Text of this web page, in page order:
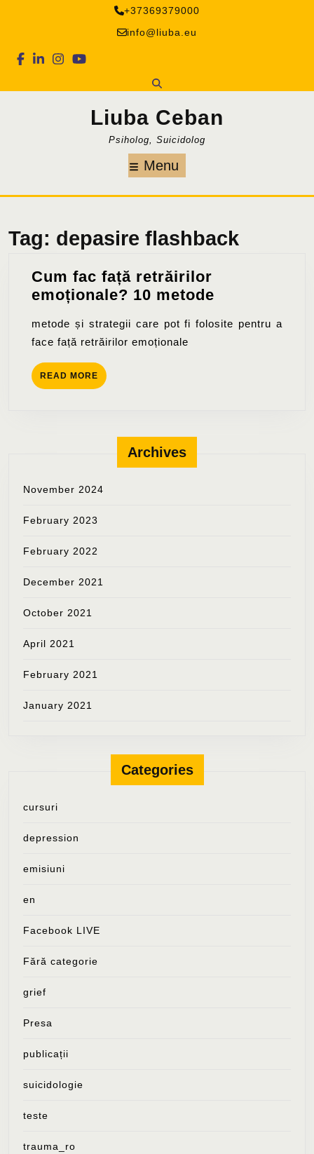
+37369379000
info@liuba.eu
Facebook
Linkedin
Instagram
Youtube
Liuba Ceban
Psiholog, Suicidolog
Menu
Tag: depasire flashback
Cum fac față retrăirilor
emoționale? 10 metode
față
metode și strategii care pot fi folosite pentru a
face față retrăirilor emoționale
READ MORE READ
MORE
Archives
November 2024
February 2023
February 2022
December 2021
October 2021
April 2021
February 2021
January 2021
Categories
cursuri
depression
emisiuni
en
Facebook LIVE
Fără categorie
grief
Presa
publicații
suicidologie
teste
trauma_ro